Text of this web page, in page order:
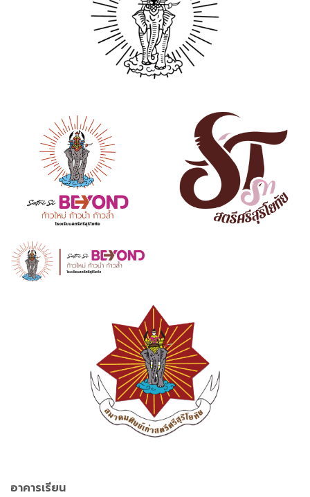
.png .ai
.jpg1
.jpg2
.png .ai
.png .ai
.png .ai
.png .ai
อาคารเรียน